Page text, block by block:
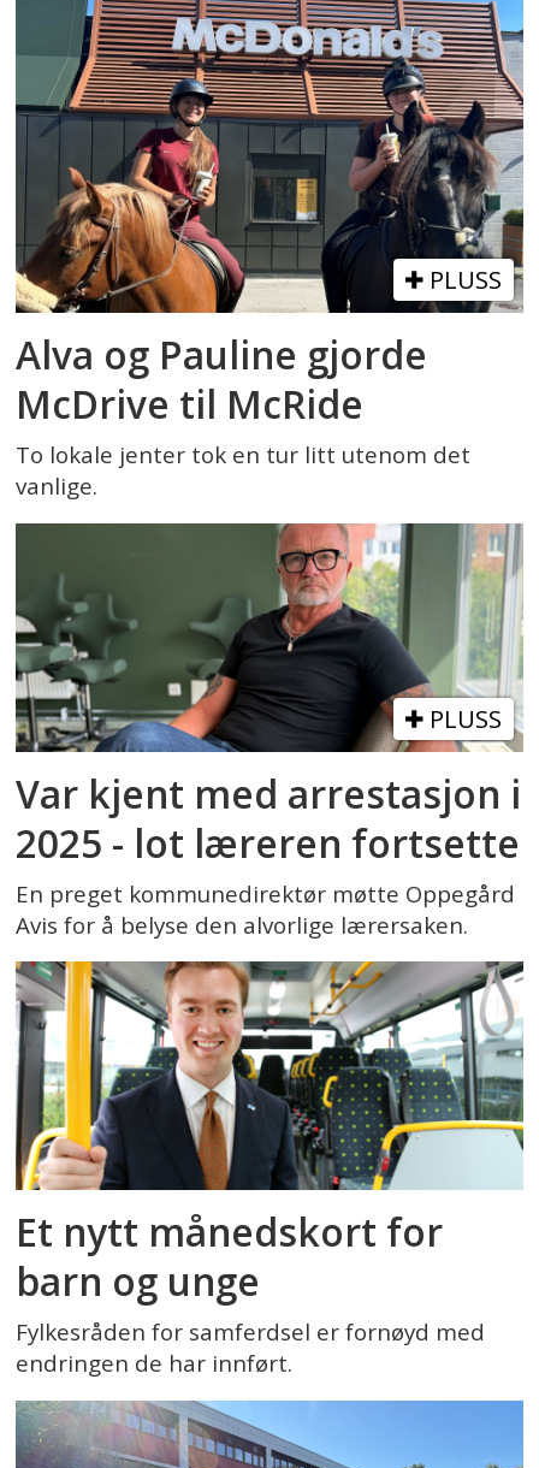
PLUSS
Alva og Pauline gjorde
McDrive til McRide
To lokale jenter tok en tur litt utenom det
vanlige.
PLUSS
Var kjent med arrestasjon i
2025 - lot læreren fortsette
En preget kommunedirektør møtte Oppegård
Avis for å belyse den alvorlige lærersaken.
Et nytt månedskort for
barn og unge
Fylkesråden for samferdsel er fornøyd med
endringen de har innført.